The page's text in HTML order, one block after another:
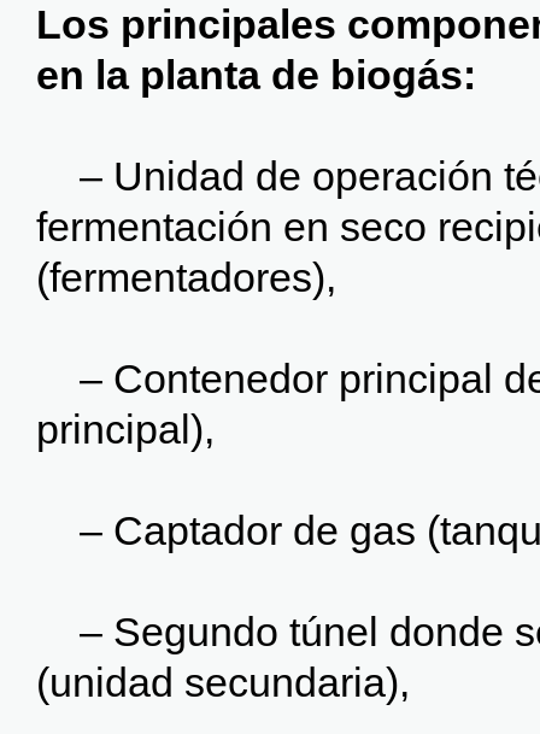
Los principales
en la planta de biogás:
– Unidad de operación
fermentación en seco
(fermentadores),
– Contenedor principal
principal),
– Captador de gas
– Segundo túnel donde
(unidad secundaria),